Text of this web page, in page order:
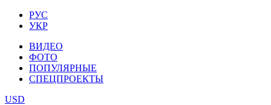
РУС
УКР
ВИДЕО
ФОТО
ПОПУЛЯРНЫЕ
СПЕЦПРОЕКТЫ
USD